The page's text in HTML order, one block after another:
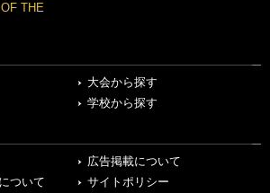
THE
大会から探す
学校から探す
広告掲載について
ついて
サイトポリシー